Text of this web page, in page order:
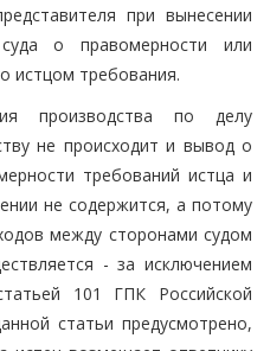
при вынесении
о правомерности или
истцом требования.
производства по делу
не происходит и вывод о
требований истца и
не содержится, а потому
между сторонами судом
- за исключением
101 ГПК Российской
статьи предусмотрено,